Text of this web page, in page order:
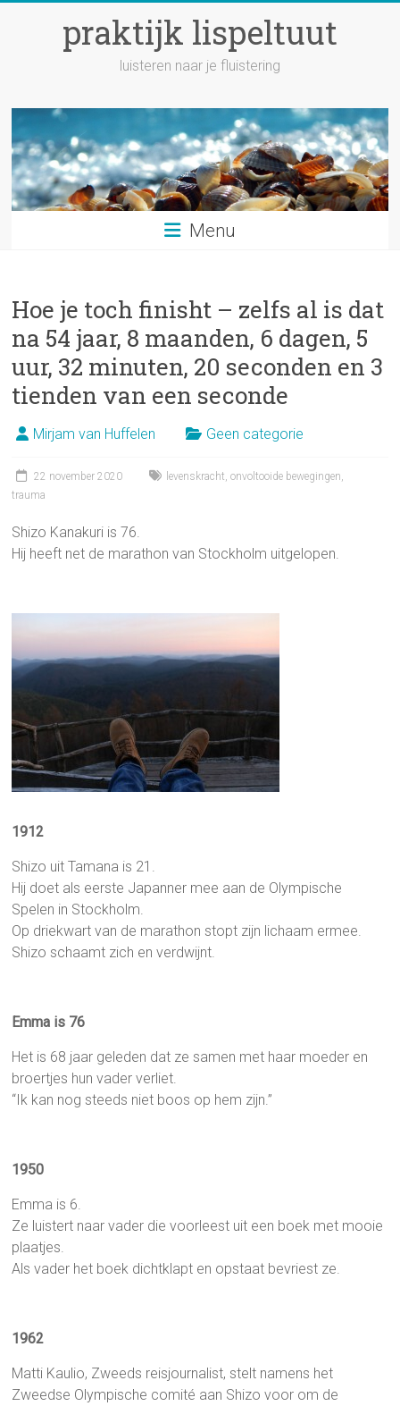
praktijk lispeltuut
luisteren naar je fluistering
Menu
Hoe je toch finisht – zelfs al is dat
na 54 jaar, 8 maanden, 6 dagen, 5
uur, 32 minuten, 20 seconden en 3
tienden van een seconde
Mirjam van Huffelen Geen categorie
22 november 2020 levenskracht ,onvoltooide bewegingen
trauma
Shizo Kanakuri is 76.
Hij heeft net de marathon van Stockholm uitgelopen.
1912
Shizo uit Tamana is 21.
Hij doet als eerste Japanner mee aan de Olympische
Spelen in Stockholm.
Op driekwart van de marathon stopt zijn lichaam ermee.
Shizo schaamt zich en verdwijnt.
Emma is 76
Het is 68 jaar geleden dat ze samen met haar moeder en
broertjes hun vader verliet.
“Ik kan nog steeds niet boos op hem zijn.”
1950
Emma is 6.
Ze luistert naar vader die voorleest uit een boek met mooie
plaatjes.
Als vader het boek dichtklapt en opstaat bevriest ze.
1962
Matti Kaulio, Zweeds reisjournalist, stelt namens het
Zweedse Olympische comité aan Shizo voor om de